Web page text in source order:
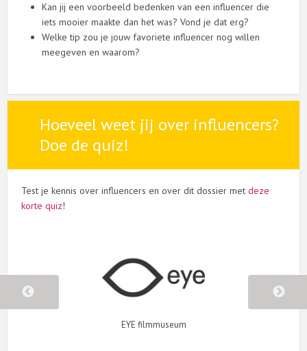
Kan jij een voorbeeld bedenken van een influencer die
iets mooier maakte dan het was? Vond je dat erg?
Welke tip zou je jouw favoriete influencer nog willen
meegeven en waarom?
Hoeveel weet jij over influencers?
Doe de quiz!
Test je kennis over influencers en over dit dossier metdeze
korte quiz!
Museum waarin je zelf de wereld van de